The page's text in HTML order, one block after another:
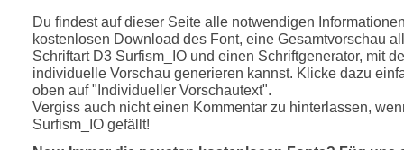
Du findest auf dieser Seite alle notwendigen
kostenlosen Download des Font, eine Gesamtvorschau
Schriftart D3 Surfism_IO und einen Schriftgenerator, mit
individuelle Vorschau generieren kannst. Klicke dazu
oben auf "Individueller Vorschautext".
Vergiss auch nicht einen Kommentar zu hinterlassen,
Surfism_IO gefällt!